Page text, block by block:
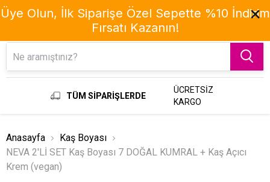
TÜM SİPARİŞLERDE
ÜCRETSİZ
KARGO
Anasayfa
Kaş Boyası
NEVA 2'Lİ SET Kaş Boyası 7 DOĞAL KUMRAL + Kaş Açıcı
Krem (vegan)
Üye Olun, İlk Siparişe Özel Sepette %10 İndirim
Fırsatı Kazanın!